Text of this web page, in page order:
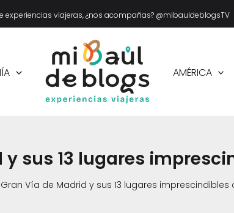
experiencias viajeras, ¿nos acompañas? @mibauldeblogsTV
AMÉRICA
y sus 13 lugares
Gran Vía de Madrid y sus 13 lugares imprescindibles